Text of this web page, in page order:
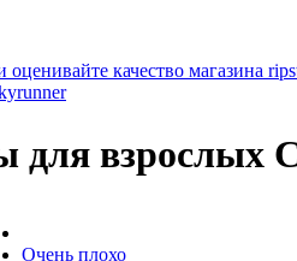
взрослых
Очень плохо